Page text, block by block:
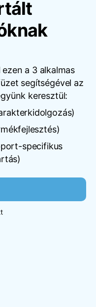
a 3 alkalmas
segítségével az
keresztül:
specifikus